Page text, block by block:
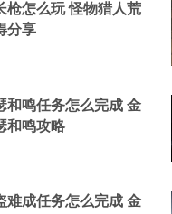
枪怎么玩 怪物猎人荒
分享
和鸣任务怎么完成 金
和鸣攻略
难成任务怎么完成 金